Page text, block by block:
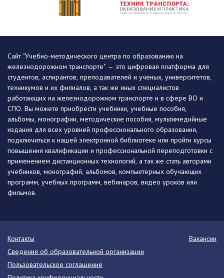
Сайт "Учебно-методического центра по образованию на
железнодорожном транспорте" — это цифровая платформа для
студентов, аспирантов, преподавателей и ученых, университетов,
техникумов и их филиалов, а так же иных специалистов
работающих на железнодорожном транспорте и в сфере ВО и
СПО. Вы можете приобрести учебники, учебные пособия,
альбомы, монографии, методические пособия, мультимедийные
издания для всех уровней профессионального образования,
подключиться к нашей электронной библиотеке или пройти курсы
повышения квалификации и профессиональной переподготовки с
применением дистанционных технологий, а так же стать авторами
учебников, монографий, альбомов, компьютерных обучающих
программ, учебных программ, вебинаров, видео уроков или
фильмов.
Контакты
Вакансии
Сведения об образовательной организации
Пользовательское соглашение